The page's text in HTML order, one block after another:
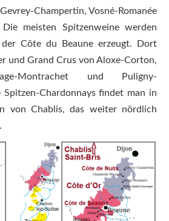
Champertin, Vosné-Romanée
meisten Spitzenweine werden
Côte du Beaune erzeugt. Dort
und Grand Crus von Aloxe-Corton,
Montrachet und Puligny-
Chardonnays findet man in
von Chablis, das weiter nördlich